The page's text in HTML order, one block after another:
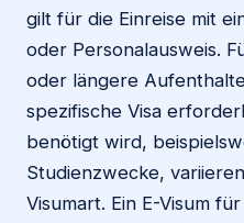
gilt für die Einreise mit
oder Personalausweis.
oder längere
spezifische Visa
benötigt wird,
Studienzwecke,
Visumart. Ein E-Visum